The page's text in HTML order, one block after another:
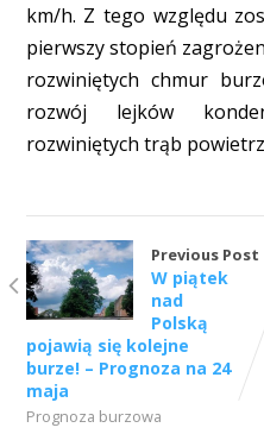
km/h. Z tego względu
pierwszy stopień
rozwiniętych chmur
rozwój lejków
rozwiniętych trąb
Previous Post
W piątek
nad
Polską
pojawią się kolejne
burze! – Prognoza na 24
maja
Prognoza burzowa